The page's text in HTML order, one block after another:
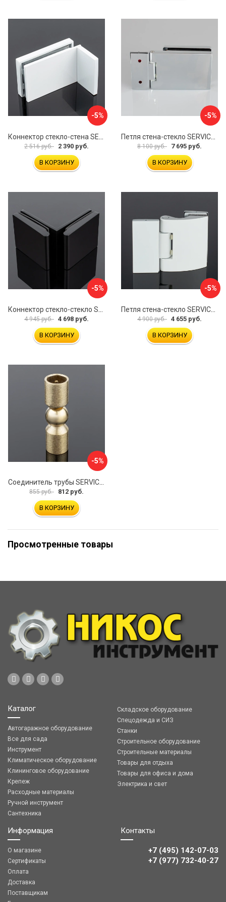
-5%
Коннектор стекло-стена SERVICE PLUS K02-203WM/sus304
2 516 руб. 2 390 руб.
В КОРЗИНУ
-5%
Петля стена-стекло SERVICE PLUS P03-101CR/brass
8 100 руб. 7 695 руб.
В КОРЗИНУ
-5%
4 945 руб. 4 698 руб.
В КОРЗИНУ
-5%
4 900 руб. 4 655 руб.
В КОРЗИНУ
-5%
855 руб. 812 руб.
В КОРЗИНУ
Просмотренные товары
Каталог
Автогаражное оборудование
Все для сада
Инструмент
Климатическое оборудование
Клининговое оборудование
Крепеж
Расходные материалы
Ручной инструмент
Сантехника
Складское оборудование
Спецодежда и СИЗ
Станки
Строительное оборудование
Строительные материалы
Товары для отдыха
Товары для офиса и дома
Электрика и свет
Информация
О магазине
Сертификаты
Оплата
Доставка
Поставщикам
Контакты
+7 (495) 142-07-03
‎‎+7 (977) 732-40-27